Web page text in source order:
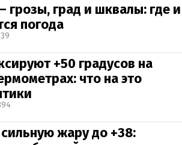
грозы, град и шквалы: где и
погода
+50 градусов на
что на это
жару до +38: